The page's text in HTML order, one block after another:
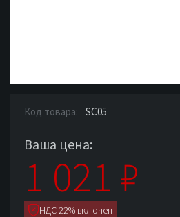
Код товара: SC05
Ваша цена:
1 021 ₽
НДС 22% включен